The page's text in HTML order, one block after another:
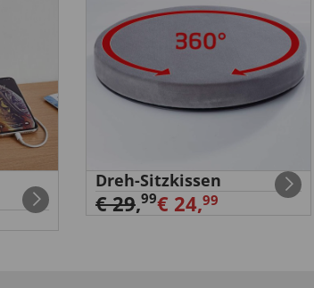
Dreh-Sitzkissen
€ 29,99€ 24,99